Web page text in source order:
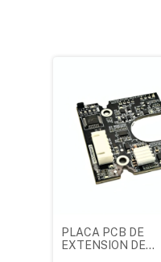
PLACA PCB DE
EXTENSION DE